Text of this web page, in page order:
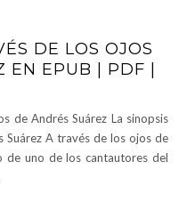
DE LOS OJOS
EN EPUB | PDF |
de Andrés Suárez La sinopsis
A través de los ojos de
de uno de los cantautores del